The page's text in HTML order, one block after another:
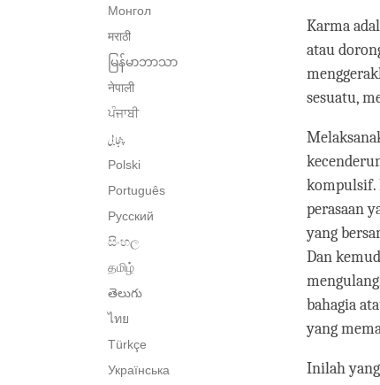
Монгол
मराठी
မြန်မာဘာသာ
नेपाली
ਪੰਜਾਬੀ
پنجابی
Polski
Português
Русский
සිංහල
தமிழ்
తెలుగు
ไทย
Türkçe
Українська
Karma
atau
sesuatu,
kompulsif.
perasaan
yang
Dan
bahagia
yang
Inilah